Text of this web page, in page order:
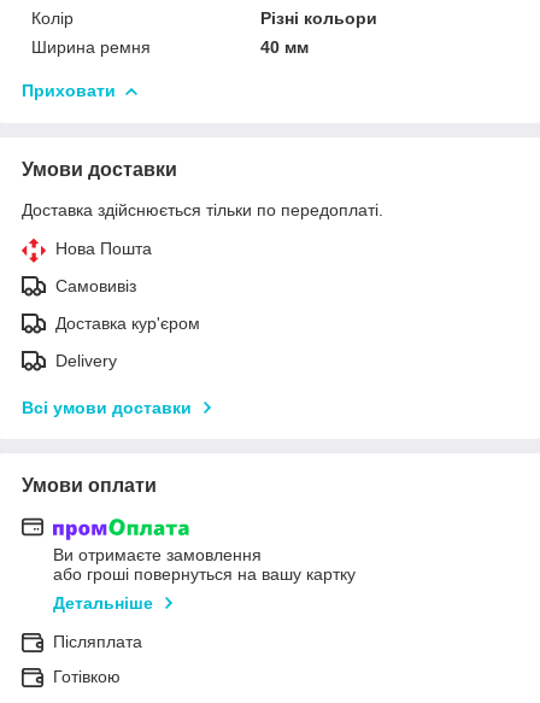
Колір
Різні кольори
Ширина ремня
40 мм
Приховати
Умови доставки
Доставка здійснюється тільки по передоплаті.
Нова Пошта
Самовивіз
Доставка кур'єром
Delivery
Всі умови доставки
Умови оплати
Ви отримаєте замовлення
або гроші повернуться на вашу картку
Детальніше
Післяплата
Готівкою